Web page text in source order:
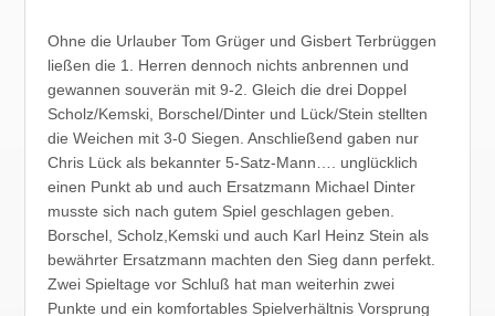
Ohne die Urlauber Tom Grüger und Gisbert Terbrüggen
ließen die 1. Herren dennoch nichts anbrennen und
gewannen souverän mit 9-2. Gleich die drei Doppel
Scholz/Kemski, Borschel/Dinter und Lück/Stein stellten
die Weichen mit 3-0 Siegen. Anschließend gaben nur
Chris Lück als bekannter 5-Satz-Mann…. unglücklich
einen Punkt ab und auch Ersatzmann Michael Dinter
musste sich nach gutem Spiel geschlagen geben.
Borschel, Scholz,Kemski und auch Karl Heinz Stein als
bewährter Ersatzmann machten den Sieg dann perfekt.
Zwei Spieltage vor Schluß hat man weiterhin zwei
Punkte und ein komfortables Spielverhältnis Vorsprung